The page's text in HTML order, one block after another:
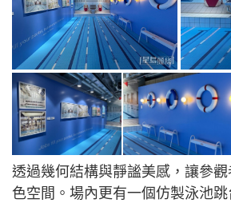
透過幾何結構與靜謐美感，讓參
色空間。場內更有一個仿製泳池